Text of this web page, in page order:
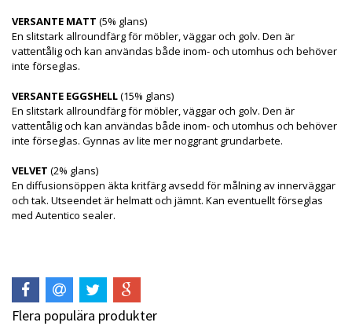
VERSANTE MATT (5% glans)
En slitstark allroundfärg för möbler, väggar och golv. Den är
vattentålig och kan användas både inom- och utomhus och behöver
inte förseglas.
VERSANTE EGGSHELL(15% glans)
En slitstark allroundfärg för möbler, väggar och golv. Den är
vattentålig och kan användas både inom- och utomhus och behöver
inte förseglas. Gynnas av lite mer noggrant grundarbete.
VELVET (2% glans)
En diffusionsöppen äkta kritfärg avsedd för målning av innerväggar
och tak. Utseendet är helmatt och jämnt. Kan eventuellt förseglas
med Autentico sealer.
Flera populära produkter